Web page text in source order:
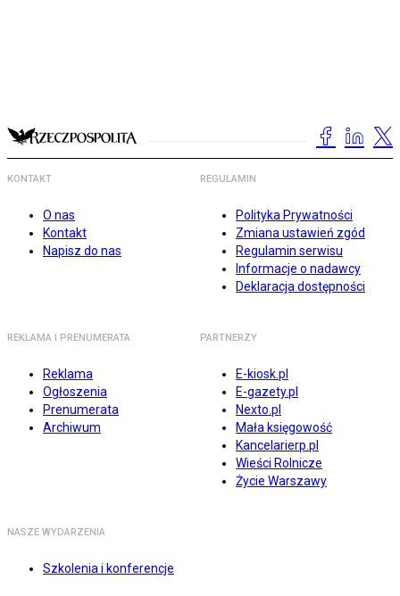
KONTAKT
O nas
Kontakt
Napisz do nas
REGULAMIN
Polityka Prywatności
Zmiana ustawień zgód
Regulamin serwisu
Informacje o nadawcy
Deklaracja dostępności
REKLAMA I PRENUMERATA
Reklama
Ogłoszenia
Prenumerata
Archiwum
PARTNERZY
E-kiosk.pl
E-gazety.pl
Nexto.pl
Mała księgowość
Kancelarierp.pl
Wieści Rolnicze
Życie Warszawy
NASZE WYDARZENIA
Szkolenia i konferencje